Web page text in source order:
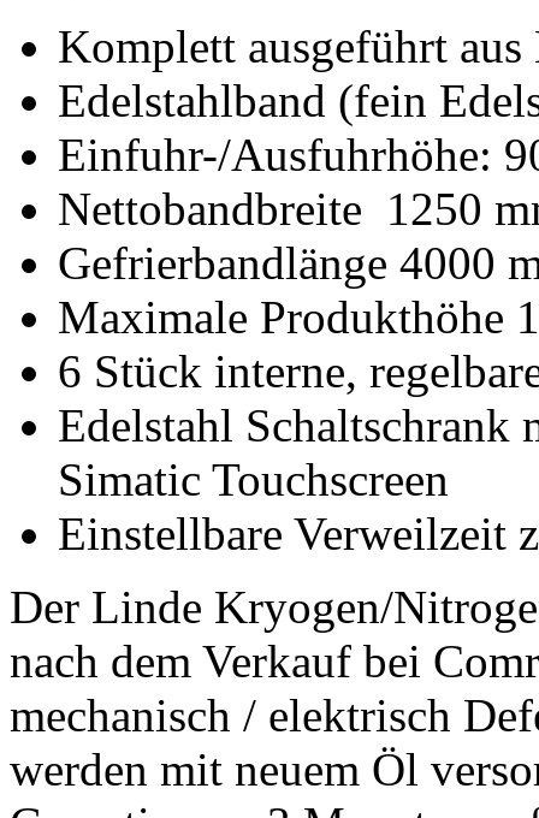
Komplett ausgeführt
Edelstahlband (fein
Einfuhr-/Ausfuhrhöhe:
Nettobandbreite 1250
Gefrierbandlänge 4000
Maximale Produkthöhe
6 Stück interne,
Edelstahl Schaltschrank
Simatic Touchscreen
Einstellbare Verweilzeit
Der Linde Kryogen/
nach dem Verkauf bei
mechanisch / elektrisch
werden mit neuem Öl